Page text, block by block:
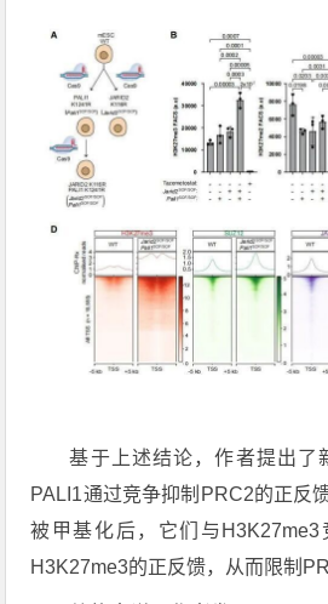
基于上述结论，作者提出了
PALI1通过竞争抑制PRC2的正反
被甲基化后，它们与
H3K27me3的正反馈，从而限制